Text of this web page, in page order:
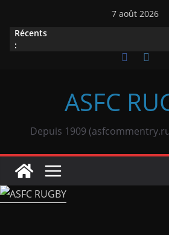
contenu
7 août 2026
Récents
:
ASFC
Depuis 1909